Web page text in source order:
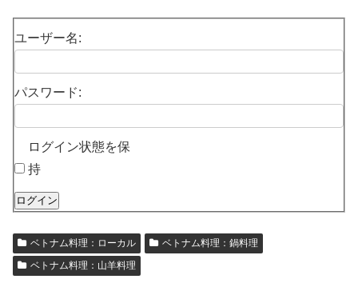
ユーザー名:
パスワード:
ログイン状態を保
持
ログイン
ベトナム料理：ローカル
ベトナム料理：鍋料理
ベトナム料理：山羊料理